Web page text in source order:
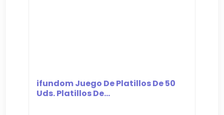
ifundom Juego De Platillos De 50
Uds. Platillos De...